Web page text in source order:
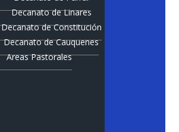
Decanato de Linares
Decanato de Constitución
Decanato de Cauquenes
Areas Pastorales